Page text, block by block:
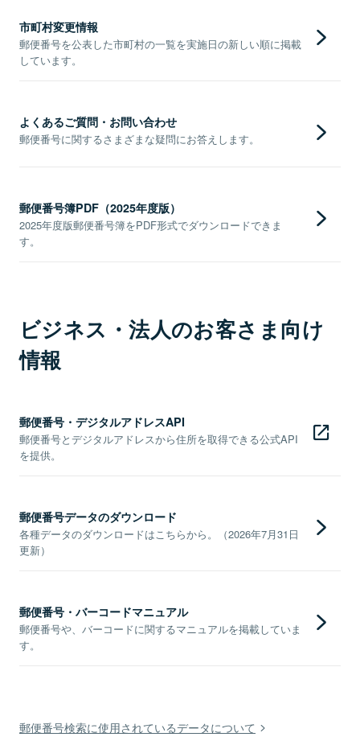
市町村変更情報
郵便番号を公表した市町村の一覧を実施日の新しい順に掲載
しています。
よくあるご質問・お問い合わせ
郵便番号に関するさまざまな疑問にお答えします。
郵便番号簿PDF（2025年度版）
2025年度版郵便番号簿をPDF形式でダウンロードできま
す。
ビジネス・法人のお客さま向け
情報
郵便番号・デジタルアドレスAPI
郵便番号とデジタルアドレスから住所を取得できる公式API
を提供。
郵便番号データのダウンロード
各種データのダウンロードはこちらから。（2026年7月31日
更新）
郵便番号・バーコードマニュアル
郵便番号や、バーコードに関するマニュアルを掲載していま
す。
郵便番号検索に使用されているデータについて